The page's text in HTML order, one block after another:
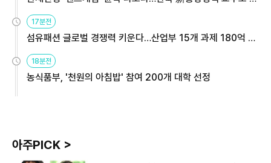
17분전
섬유패션 글로벌 경쟁력 키운다…산업부 15개 과제 180억 지
18분전
농식품부, '천원의 아침밥' 참여 200개 대학 선정
아주PICK >